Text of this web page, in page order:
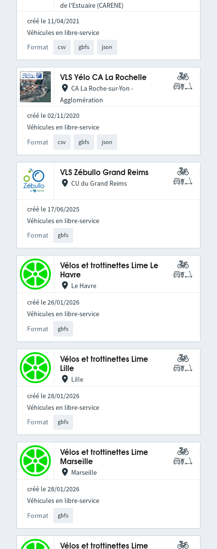
de l'Estuaire (CARENE)
créé le 11/04/2021
Format csv gbfs json
Véhicules en libre-service
VLS Yélo CA La Rochelle
CA La Roche-sur-Yon -
Agglomération
créé le 02/11/2020
Format csv gbfs json
Véhicules en libre-service
VLS Zébullo Grand Reims
CU du Grand Reims
créé le 17/06/2025
Format gbfs
Véhicules en libre-service
Vélos et trottinettes Lime Le
Havre
Le Havre
créé le 26/01/2026
Format gbfs
Véhicules en libre-service
Vélos et trottinettes Lime
Lille
Lille
créé le 28/01/2026
Format gbfs
Véhicules en libre-service
Vélos et trottinettes Lime
Marseille
Marseille
créé le 28/01/2026
Format gbfs
Véhicules en libre-service
Vélos et trottinettes Lime